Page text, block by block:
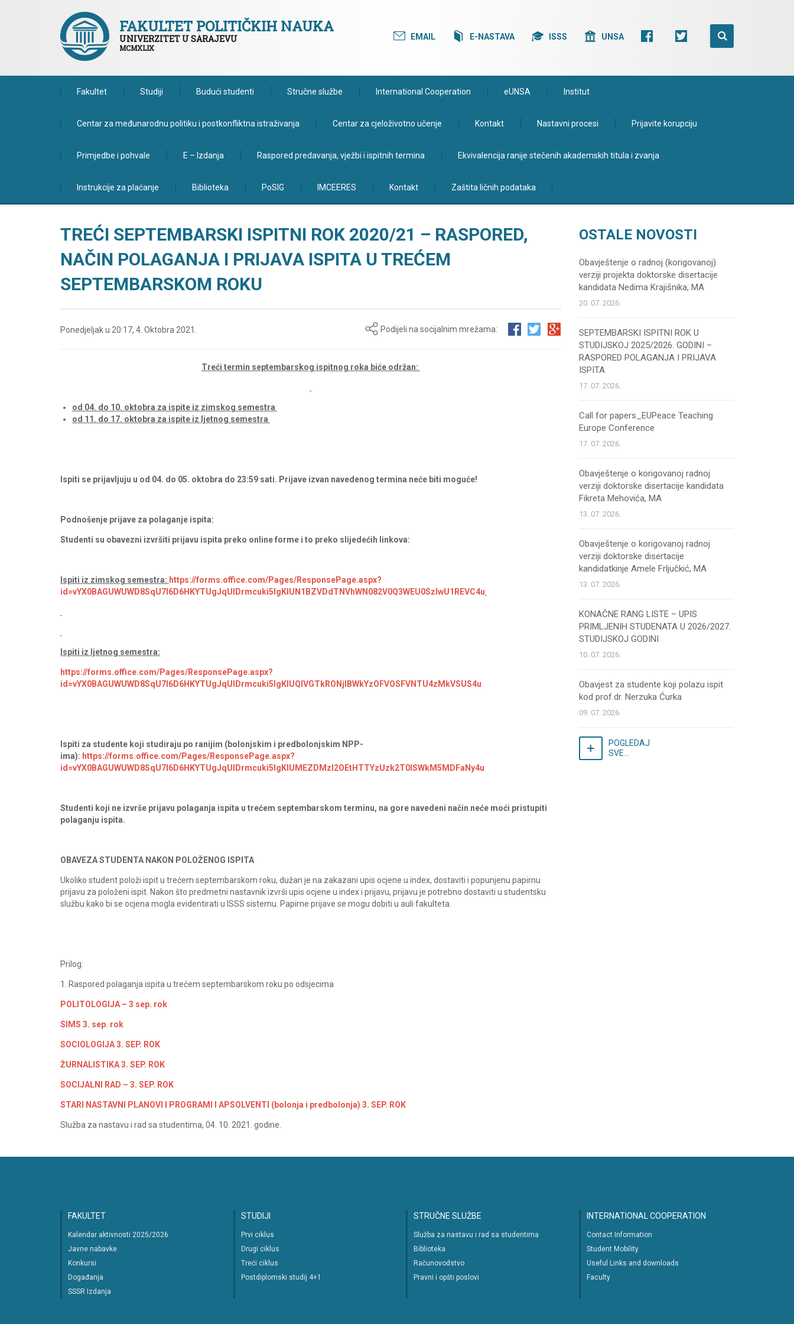
FAKULTET POLITIČKIH NAUKA
UNIVERZITET U SARAJEVU
MCMXLIX
EMAIL E-NASTAVA ISSS UNSA
Fakultet Studiji Budući studenti Stručne službe International Cooperation eUNSA Institut
Centar za međunarodnu politiku i postkonfliktna istraživanja Centar za cjeloživotno učenje Kontakt Nastavni procesi Prijavite korupciju
Primjedbe i pohvale E – Izdanja Raspored predavanja, vježbi i ispitnih termina Ekvivalencija ranije stečenih akademskih titula i zvanja
Instrukcije za plaćanje Biblioteka PoSIG IMCEERES Kontakt Zaštita ličnih podataka
TREĆI SEPTEMBARSKI ISPITNI ROK 2020/21 – RASPORED,
NAČIN POLAGANJA I PRIJAVA ISPITA U TREĆEM
SEPTEMBARSKOM ROKU
Ponedjeljak u 20:17, 4. Oktobra 2021. Podijeli na socijalnim mrežama:
Treći termin septembarskog ispitnog roka biće održan:
od 04. do 10. oktobra za ispite iz zimskog semestra
od 11. do 17. oktobra za ispite iz ljetnog semestra
Ispiti se prijavljuju u od 04. do 05. oktobra do 23:59 sati. Prijave izvan navedenog termina neće biti moguće!
Podnošenje prijave za polaganje ispita:
Studenti su obavezni izvršiti prijavu ispita preko online forme i to preko slijedećih linkova:
Ispiti iz zimskog semestra: https://forms.office.com/Pages/ResponsePage.aspx?
id=vYX0BAGUWUWD8SqU7I6D6HKYTUgJqUlDrmcuki5IgKlUN1BZVDdTNVhWN082V0Q3WEU0SzIwU1REVC4u
Ispiti iz ljetnog semestra:
https://forms.office.com/Pages/ResponsePage.aspx?
id=vYX0BAGUWUWD8SqU7I6D6HKYTUgJqUlDrmcuki5IgKlUQlVGTkRONjlBWkYzOFVOSFVNTU4zMkVSUS4u
Ispiti za studente koji studiraju po ranijim (bolonjskim i predbolonjskim NPP-
ima): https://forms.office.com/Pages/ResponsePage.aspx?
id=vYX0BAGUWUWD8SqU7I6D6HKYTUgJqUlDrmcuki5IgKlUMEZDMzI2OEtHTTYzUzk2T0lSWkM5MDFaNy4u
Studenti koji ne izvrše prijavu polaganja ispita u trećem septembarskom terminu, na gore navedeni način neće moći pristupiti
polaganju ispita.
OBAVEZA STUDENTA NAKON POLOŽENOG ISPITA
Ukoliko student položi ispit u trećem septembarskom roku, dužan je na zakazani upis ocjene u index, dostaviti i popunjenu papirnu
prijavu za položeni ispit. Nakon što predmetni nastavnik izvrši upis ocjene u index i prijavu, prijavu je potrebno dostaviti u studentsku
službu kako bi se ocjena mogla evidentirati u ISSS sistemu. Papirne prijave se mogu dobiti u auli fakulteta.
Prilog:
1. Raspored polaganja ispita u trećem septembarskom roku po odsjecima
POLITOLOGIJA – 3 sep. rok
SIMS 3. sep. rok
SOCIOLOGIJA 3. SEP. ROK
ŽURNALISTIKA 3. SEP. ROK
SOCIJALNI RAD – 3. SEP. ROK
STARI NASTAVNI PLANOVI I PROGRAMI I APSOLVENTI (bolonja i predbolonja) 3. SEP. ROK
Služba za nastavu i rad sa studentima, 04. 10. 2021. godine.
OSTALE NOVOSTI
Obavještenje o radnoj (korigovanoj)
verziji projekta doktorske disertacije
kandidata Nedima Krajišnika, MA
20. 07. 2026.
SEPTEMBARSKI ISPITNI ROK U
STUDIJSKOJ 2025/2026. GODINI –
RASPORED POLAGANJA I PRIJAVA
ISPITA
17. 07. 2026.
Call for papers_EUPeace Teaching
Europe Conference
17. 07. 2026.
Obavještenje o korigovanoj radnoj
verziji doktorske disertacije kandidata
Fikreta Mehovića, MA
13. 07. 2026.
Obavještenje o korigovanoj radnoj
verziji doktorske disertacije
kandidatkinje Amele Frljučkić, MA
13. 07. 2026.
KONAČNE RANG LISTE – UPIS
PRIMLJENIH STUDENATA U 2026/2027.
STUDIJSKOJ GODINI
10. 07. 2026.
Obavjest za studente koji polazu ispit
kod prof.dr. Nerzuka Ćurka
09. 07. 2026.
POGLEDAJ
SVE...
FAKULTET
Kalendar aktivnosti 2025/2026
Javne nabavke
Konkursi
Događanja
SSSR Izdanja
STUDIJI
Prvi ciklus
Drugi ciklus
Treći ciklus
Postdiplomski studij 4+1
STRUČNE SLUŽBE
Služba za nastavu i rad sa studentima
Biblioteka
Računovodstvo
Pravni i opšti poslovi
INTERNATIONAL COOPERATION
Contact Information
Student Mobility
Useful Links and downloads
Faculty